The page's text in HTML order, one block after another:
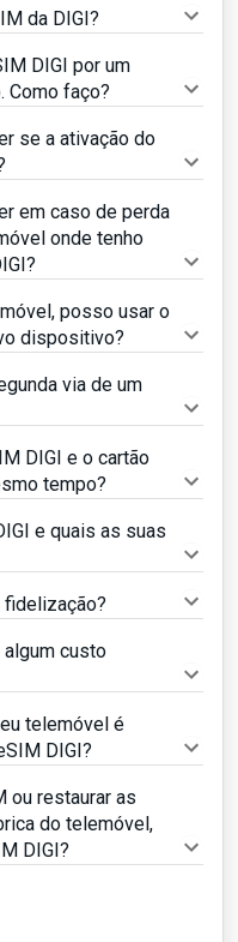
da DIGI?
DIGI por um
Como faço?
se a ativação do
em caso de perda
onde tenho
posso usar o
dispositivo?
via de um
DIGI e o cartão
tempo?
e quais as suas
fidelização?
algum custo
telemóvel é
DIGI?
ou restaurar as
do telemóvel,
DIGI?